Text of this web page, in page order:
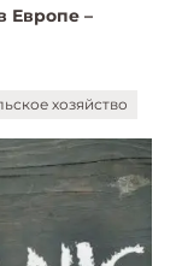
Европе –
хозяйство